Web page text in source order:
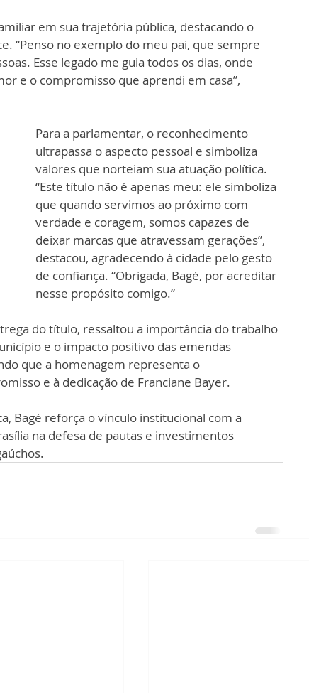
em sua trajetória pública, destacando o
“Penso no exemplo do meu pai, que sempre
Esse legado me guia todos os dias, onde
e o compromisso que aprendi em casa”,
Para a parlamentar, o reconhecimento
ultrapassa o aspecto pessoal e simboliza
valores que norteiam sua atuação política.
“Este título não é apenas meu: ele simboliza
que quando servimos ao próximo com
verdade e coragem, somos capazes de
deixar marcas que atravessam gerações”,
destacou, agradecendo à cidade pelo gesto
de confiança. “Obrigada, Bagé, por acreditar
nesse propósito comigo.”
do título, ressaltou a importância do trabalho
e o impacto positivo das emendas
que a homenagem representa o
e à dedicação de Franciane Bayer.
Bagé reforça o vínculo institucional com a
na defesa de pautas e investimentos